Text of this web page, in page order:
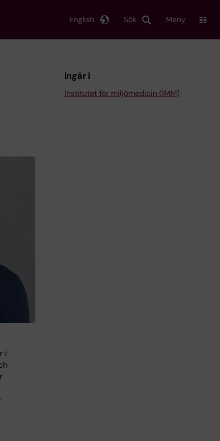
Sök
English Meny
i
Ingår i
Institutet för miljömedicin (IMM)